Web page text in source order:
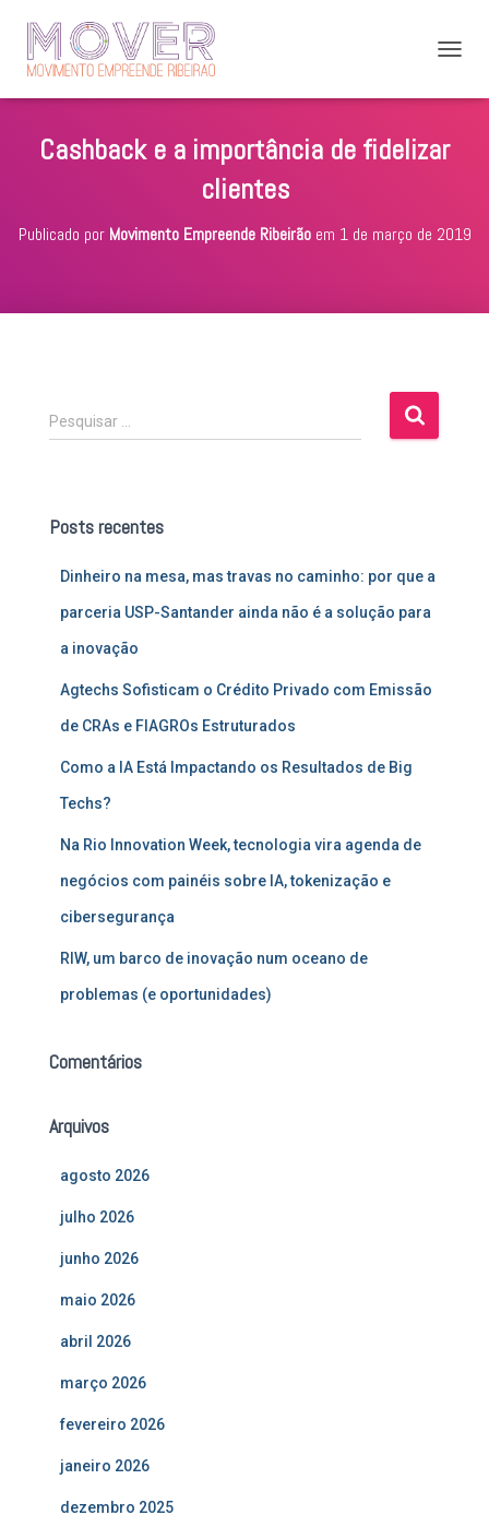
R
N
G
Cashback e a importância de fidelizar
clientes
Publicado por Movimento Empreende Ribeirãoem 1 de março de 2019
P
e
i
Pesquisar …
Posts recentes
Dinheiro na mesa, mas travas no caminho: por que a
parceria USP-Santander ainda não é a solução para
a inovação
Agtechs Sofisticam o Crédito Privado com Emissão
de CRAs e FIAGROs Estruturados
Como a IA Está Impactando os Resultados de Big
Techs?
Na Rio Innovation Week, tecnologia vira agenda de
negócios com painéis sobre IA, tokenização e
cibersegurança
RIW, um barco de inovação num oceano de
problemas (e oportunidades)
Comentários
Arquivos
agosto 2026
julho 2026
junho 2026
maio 2026
abril 2026
março 2026
fevereiro 2026
janeiro 2026
dezembro 2025